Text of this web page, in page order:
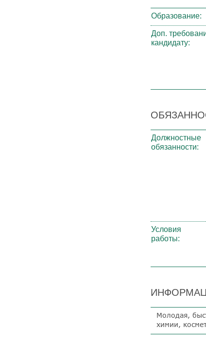
Образование:
Доп.
кандидату:
Должностные
обязанности:
Условия
работы:
Молодая,
химии,